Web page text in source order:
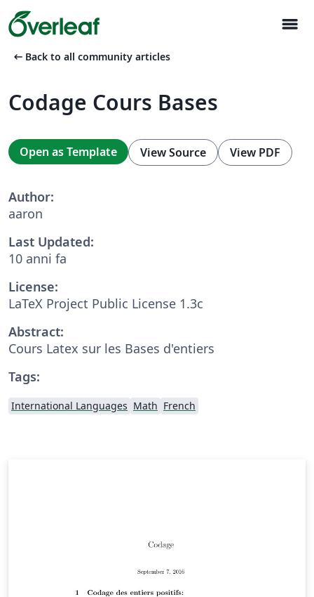
menu
arrow_left_alt Back to all community articles
Codage Cours Bases
Open as Template View Source View PDF
Author:
aaron
Last Updated:
10 anni fa
License:
LaTeX Project Public License 1.3c
Abstract:
Cours Latex sur les Bases d'entiers
Tags:
International Languages Math French